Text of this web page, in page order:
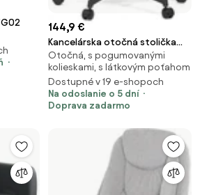
144,9 €
Kancelárska otočná stolička
MIRA — sieť/látka, čierna/sivá
Otočná, s pogumovanými
kolieskami, s látkovým poťahom
Dostupné v 19 e-shopoch
Na odoslanie o 5 dní
Doprava zadarmo